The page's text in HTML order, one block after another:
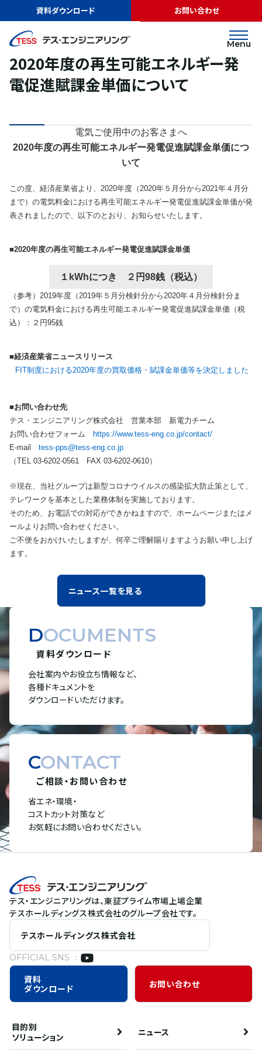
資料ダウンロード お問い合わせ
Menu
ニュース
2020年度の再生可能エネルギー発電促進賦課金単価につ
お知らせ
2020.04.20
2020年度の再生可能エネルギー発
電促進賦課金単価について
電気ご使用中のお客さまへ
2020年度の再生可能エネルギー発電促進賦課金単価につ
いて
この度、経済産業省より、2020年度（2020年５月分から2021年４月分
まで）の電気料金における再生可能エネルギー発電促進賦課金単価が発
表されましたので、以下のとおり、お知らせいたします。
■2020年度の再生可能エネルギー発電促進賦課金単価
１kWhにつき ２円98銭（税込）
（参考）2019年度（2019年５月分検針分から2020年４月分検針分ま
で）の電気料金における再生可能エネルギー発電促進賦課金単価（税
込）：２円95銭
■経済産業省ニュースリリース
FIT制度における2020年度の買取価格・賦課金単価等を決定しました
■お問い合わせ先
テス・エンジニアリング株式会社 営業本部 新電力チーム
お問い合わせフォーム
https://www.tess-eng.co.jp/contact/
E-mail tess-pps@tess-eng.co.jp
（TEL 03-6202-0561 FAX 03-6202-0610）
※現在、当社グループは新型コロナウイルスの感染拡大防止策として、
テレワークを基本とした業務体制を実施しております。
そのため、お電話での対応ができかねますので、ホームページまたはメ
ールよりお問い合わせください。
ご不便をおかけいたしますが、何卒ご理解賜りますようお願い申し上げ
ます。
ニュース一覧を見る
DOCUMENTS
資料ダウンロード
会社案内やお役立ち情報など、
各種ドキュメントを
ダウンロードいただけます。
CONTACT
ご相談・お問い合わせ
省エネ・環境・
コストカット対策など
お気軽にお問い合わせください。
テス・エンジニアリングは、東証プライム市場上場企業
テスホールディングス株式会社のグループ会社です。
テスホールディングス株式会社
OFFICIAL SNS ：
資料
ダウンロード
お問い合わせ
目的別
ソリューション
ニュース